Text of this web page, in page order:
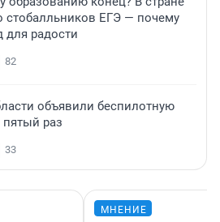
стобалльников ЕГЭ — почему
для радости
82
объявили беспилотную
пятый раз
33
МНЕНИЕ